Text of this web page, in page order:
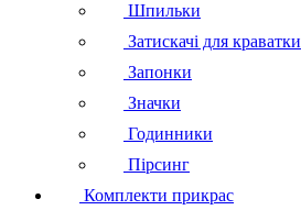
Шпильки
Затискачі для краватки
Запонки
Значки
Годинники
Пірсинг
Комплекти прикрас